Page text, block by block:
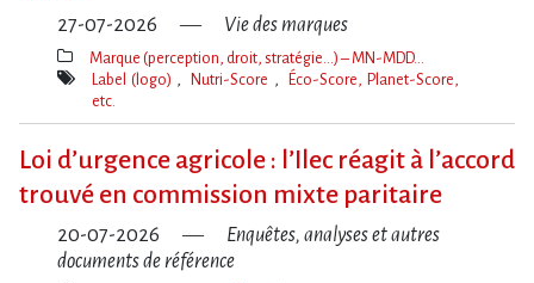
27-07-2026 Vie des marques
Thèmes(s)
Marque (perception, droit, stratégie…) – MN-MDD…
Mot(s)-
Label (logo) Nutri-Score
Éco-Score, Planet-Score,
etc.
Loi d​‌’urgence agricole : l​‌’Ilec réagit à l​‌’accord
trouvé en commission mixte paritaire
20-07-2026
Enquêtes, analyses et autres
documents de référence